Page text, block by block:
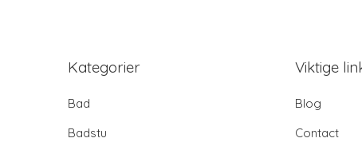
Kategorier
Bad
Badstu
Viktige
Blog
Contact